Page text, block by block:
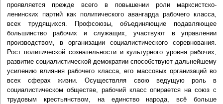
проявляется прежде всего в повышении роли марксистско-
ленинских партий как политического авангарда рабочего класса,
всех трудящихся. Профсоюзы, объединяющие подавляющее
большинство рабочих и служащих, участвуют в управлении
производством, в организации социалистического соревнования.
Рост политической сознательности и культурного уровня рабочих,
развитие социалистической демократии способствуют дальнейшему
усилению влияния рабочего класса, его массовых организаций во
всех сферах жизни. Осуществляя свою ведущую роль в
социалистическом обществе, рабочий класс опирается на союз с
трудовым крестьянством, на единство народа, всё больше